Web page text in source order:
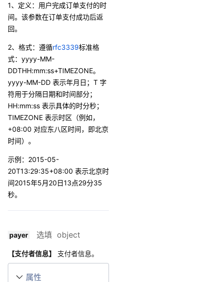
1、定义：用户完成订单支付的时
间。该参数在订单支付成功后返
回。
2、格式：遵循rfc3339标准格
式：yyyy-MM-
DDTHH:mm:ss+TIMEZONE。
yyyy-MM-DD 表示年月日；T 字
符用于分隔日期和时间部分；
HH:mm:ss 表示具体的时分秒；
TIMEZONE 表示时区（例如，
+08:00 对应东八区时间，即北京
时间）。
示例：2015-05-
20T13:29:35+08:00 表示北京时
间2015年5月20日13点29分35
秒。
payer 选填 object
【支付者信息】 支付者信息。
属性